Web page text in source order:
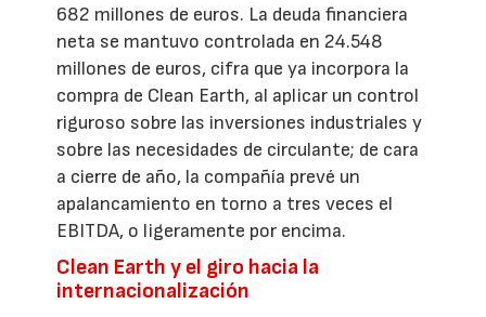
682 millones de euros. La deuda financiera
neta se mantuvo controlada en 24.548
millones de euros, cifra que ya incorpora la
compra de Clean Earth, al aplicar un control
riguroso sobre las inversiones industriales y
sobre las necesidades de circulante; de cara
a cierre de año, la compañía prevé un
apalancamiento en torno a tres veces el
EBITDA, o ligeramente por encima.
Clean Earth y el giro hacia la
internacionalización